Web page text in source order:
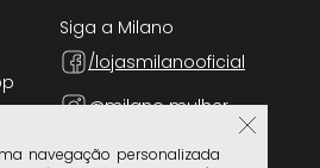
navegação personalizada
Siga a Milano
/lojasmilanooficial
@milano mulher
@milano homem